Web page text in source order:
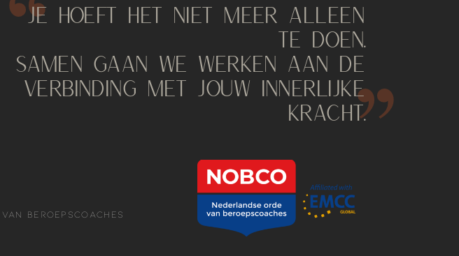
JE HOEFT HET NIET MEER ALLEEN
TE DOEN.
SAMEN GAAN WE WERKEN AAN DE
VERBINDING MET JOUW INNERLIJKE
KRACHT.
Beroepscoaches